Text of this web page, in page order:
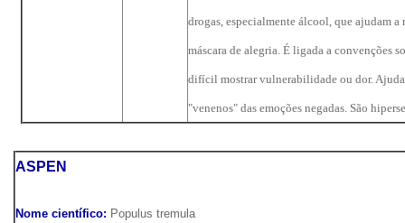
drogas, especialmente álcool, que ajudam a
máscara de alegria. É ligada a convenções
difícil mostrar vulnerabilidade ou dor.
"venenos" das emoções negadas. São
ASPEN
Nome científico: Populus tremula